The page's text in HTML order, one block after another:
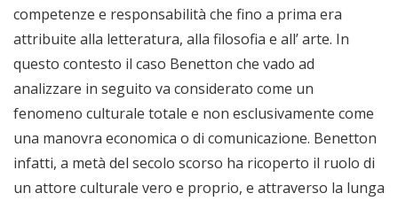
competenze e responsabilità che fino a prima era
attribuite alla letteratura, alla filosofia e all’ arte. In
questo contesto il caso Benetton che vado ad
analizzare in seguito va considerato come un
fenomeno culturale totale e non esclusivamente come
una manovra economica o di comunicazione. Benetton
infatti, a metà del secolo scorso ha ricoperto il ruolo di
un attore culturale vero e proprio, e attraverso la lunga